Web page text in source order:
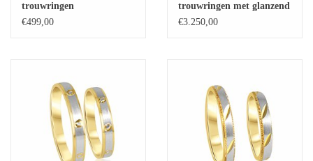
Baby Armbanden
Man Ringen
trouwringen
€499,00
trouwringen met glanzend
afwerking met 0.17 ct
€3.250,00